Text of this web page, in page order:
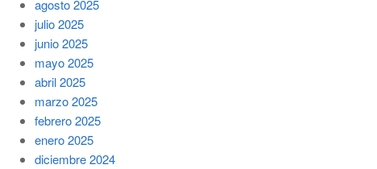
agosto 2025
julio 2025
junio 2025
mayo 2025
abril 2025
marzo 2025
febrero 2025
enero 2025
diciembre 2024